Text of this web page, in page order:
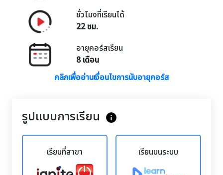
ชั่วโมงที่เรียนได้
22 ชม.
อายุคอร์สเรียน
8 เดือน
คลิกเพื่ออ่านเงื่อนไขการนับอายุคอร์ส
รูปแบบการเรียน info
เรียนที่สาขา เรียนบนระบบ